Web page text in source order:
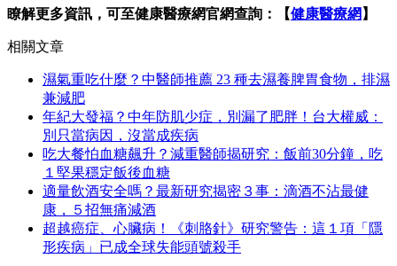
瞭解更多資訊，可至健康醫療網官網查詢：【健康醫療網 】
相關文章
濕氣重吃什麼？中醫師推薦 23 種去濕養脾胃食物，排濕
兼減肥
年紀大發福？中年防肌少症，別漏了肥胖！台大權威：
別只當病因，沒當成疾病
吃大餐怕血糖飆升？減重醫師揭研究：飯前30分鐘，吃
１堅果穩定飯後血糖
適量飲酒安全嗎？最新研究揭密３事：滴酒不沾最健
康，５招無痛減酒
超越癌症、心臟病！《刺胳針》研究警告：這１項「隱
形疾病」已成全球失能頭號殺手